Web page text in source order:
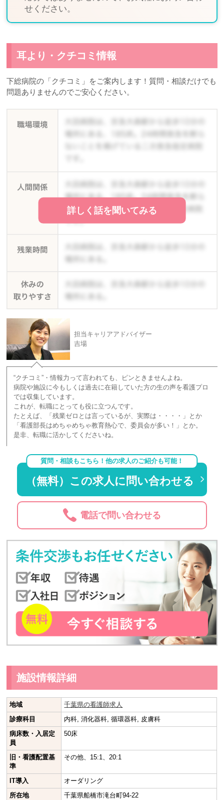
せください。
耳より・クチコミ情報
下総病院の「クチコミ」をご案内します！質問・相談だけでも
問題ありませんのでご安心ください。
詳しく話を聞いてみる
担当キャリアアドバイザー
吉場
“クチコミ”・情報力って言われても、ピンときませんよね。
病院や施設に今もしくは過去に在籍していた方の生の声を看護プロ
では収集しています。
これが、転職にとっても役に立つんです。
たとえば、「残業ゼロとは言っているが、実際は・・・・」とか
「看護部長はめちゃめちゃ教育熱心で、委員会が多い！」とか。
是非、転職に活かしてくださいね。
質問・相談もこちら！他の求人のご紹介も可能！
（無料）この求人に問い合わせる
電話で問い合わせる
施設情報詳細
地域
千葉県の看護師求人
診療科目
内科, 消化器科, 循環器科, 皮膚科
病床数・入居定
員
50床
旧・看護配置基
準
その他、15:1、20:1
IT導入
オーダリング
所在地
千葉県船橋市滝台町94-22